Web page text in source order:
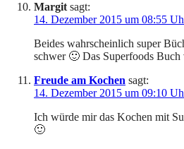
Margit sagt:
14. Dezember 2015 um 08:55
Beides wahrscheinlich super
schwer 🙂 Das Superfoods
Freude am Kochen sagt:
14. Dezember 2015 um 09:10
Ich würde mir das Kochen mit
🙂